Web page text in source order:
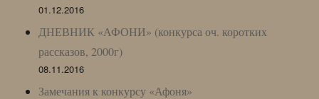
01.12.2016
ДНЕВНИК «АФОНИ» (конкурса оч. коротких
рассказов, 2000г)
08.11.2016
Замечания к конкурсу «Афоня»